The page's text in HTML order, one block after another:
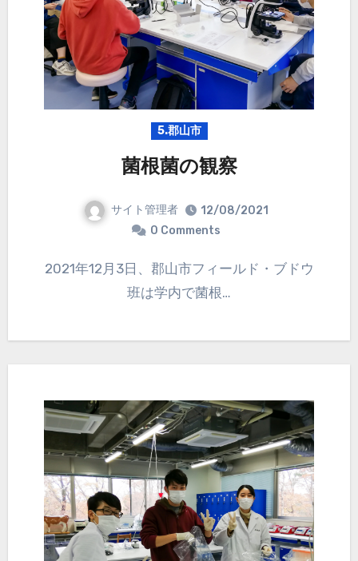
5.郡山市
菌根菌の観察
サイト管理者
12/08/2021
0 Comments
2021年12月3日、郡山市フィールド・ブドウ
班は学内で菌根…